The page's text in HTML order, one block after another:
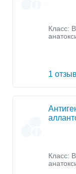
Класс:
1 отзыв
Класс: